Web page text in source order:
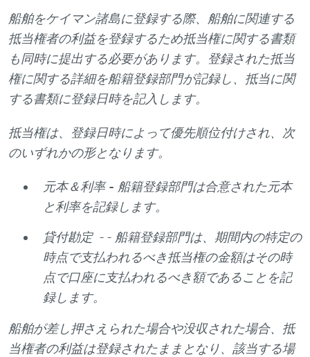
船舶をケイマン諸島に登録する際、船舶に関連する
抵当権者の利益を登録するため抵当権に関する書類
も同時に提出する必要があります。登録された抵当
権に関する詳細を船籍登録部門が記録し、抵当に関
する書類に登録日時を記入します。
抵当権は、登録日時によって優先順位付けされ、次
のいずれかの形となります。
元本＆利率 - 船籍登録部門は合意された元本
と利率を記録します。
貸付勘定 - - 船籍登録部門は、期間内の特定の
時点で支払われるべき抵当権の金額はその時
点で口座に支払われるべき額であることを記
録します。
船舶が差し押さえられた場合や没収された場合、抵
当権者の利益は登録されたままとなり、該当する場